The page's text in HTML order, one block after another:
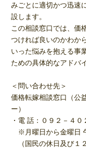
みごとに適切かつ迅速
設します。
この相談窓口では、価
つければ良いのかわか
いった悩みを抱える事
ための具体的なアドバ
＜問い合わせ先＞
価格転嫁相談窓口（公
ー）
・電 話：０９２－４０
※月曜日から金曜日
（国民の休日及び１